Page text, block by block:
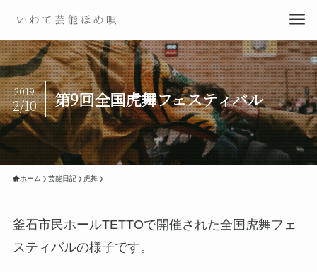
第9回全国虎舞フェスティバル
2019
2/10
ホーム 芸能日記 虎舞
釜石市民ホールTETTOで開催された全国虎舞フェ
スティバルの様子です。